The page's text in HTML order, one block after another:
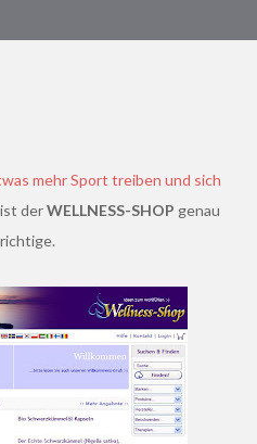
derWELLNESS-SHOP genau